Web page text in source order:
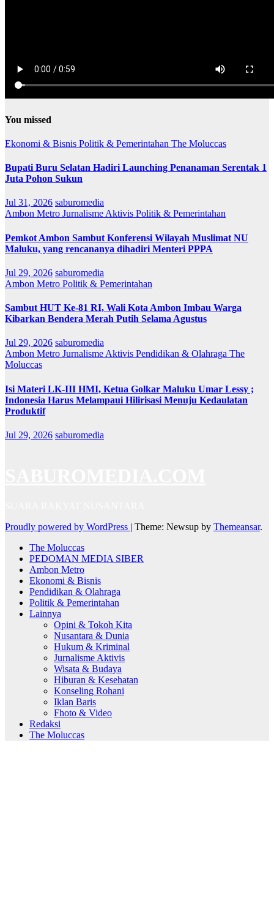
You missed
Ekonomi & Bisnis Politik & Pemerintahan The Moluccas
Bupati Buru Selatan Hadiri Launching Penanaman Serentak 1
Juta Pohon Sukun
Jul 31, 2026 saburomedia
Ambon Metro Jurnalisme Aktivis Politik & Pemerintahan
Pemkot Ambon Sambut Konferensi Wilayah Muslimat NU
Maluku, yang rencananya dihadiri Menteri PPPA
Jul 29, 2026 saburomedia
Ambon Metro Politik & Pemerintahan
Sambut HUT Ke-81 RI, Wali Kota Ambon Imbau Warga
Kibarkan Bendera Merah Putih Selama Agustus
Jul 29, 2026 saburomedia
Ambon Metro Jurnalisme Aktivis Pendidikan & Olahraga The
Moluccas
Isi Materi LK-III HMI, Ketua Golkar Maluku Umar Lessy ;
Indonesia Harus Melampaui Hilirisasi Menuju Kedaulatan
Produktif
Jul 29, 2026 saburomedia
Proudly powered by WordPress | Theme: Newsup by Themeansar.
The Moluccas
PEDOMAN MEDIA SIBER
Ambon Metro
Ekonomi & Bisnis
Pendidikan & Olahraga
Politik & Pemerintahan
Lainnya
Opini & Tokoh Kita
Nusantara & Dunia
Hukum & Kriminal
Jurnalisme Aktivis
Wisata & Budaya
Hiburan & Kesehatan
Konseling Rohani
Iklan Baris
Fhoto & Video
Redaksi
The Moluccas